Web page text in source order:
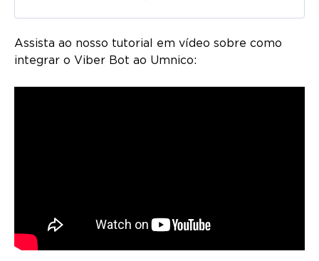
Assista ao nosso tutorial em vídeo sobre como
integrar o Viber Bot ao Umnico: